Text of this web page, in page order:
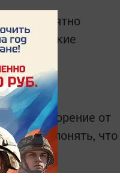
и приятно
от
чтобы понять, что